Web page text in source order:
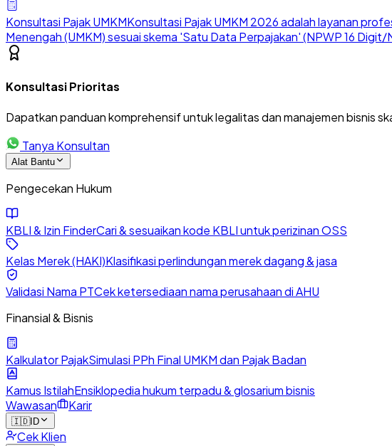
Konsultasi Pajak UMKMKonsultasi Pajak UMKM 2026 adalah layanan
Menengah (UMKM) sesuai skema 'Satu Data Perpajakan' (NPWP 16 Digit/
Konsultasi Prioritas
Dapatkan panduan komprehensif untuk legalitas dan manajemen bisnis
Tanya Konsultan
Alat Bantu
Pengecekan Hukum
KBLI & Izin FinderCari & sesuaikan kode KBLI untuk perizinan OSS
Kelas Merek (HAKI)Klasifikasi perlindungan merek dagang & jasa
Validasi Nama PTCek ketersediaan nama perusahaan di AHU
Finansial & Bisnis
Kalkulator PajakSimulasi PPh Final UMKM dan Pajak Badan
Kamus IstilahEnsiklopedia hukum terpadu & glosarium bisnis
Wawasan
Karir
🇮🇩ID
Cek Klien